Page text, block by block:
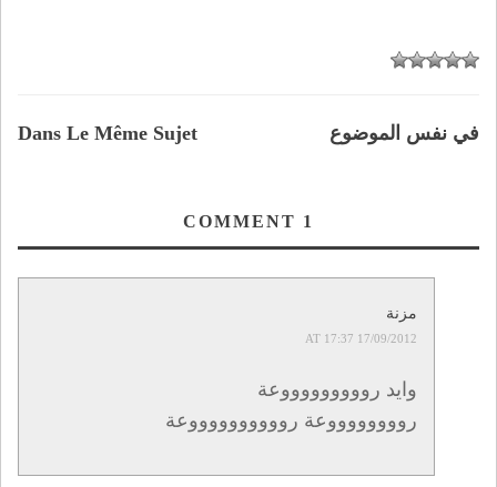
Dans Le Même Sujet في نفس الموضوع
1
مزنة
17/09/2012 AT 17:37
وايد روووووووووعة
رووووووووعة رووووووووووعة